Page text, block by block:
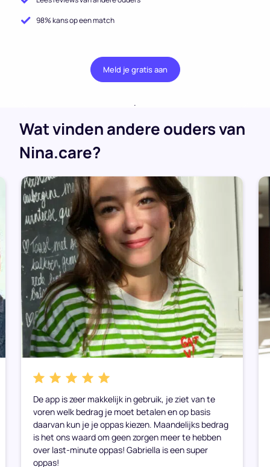
98% kans op een match
Meld je gratis aan
.
Wat vinden andere ouders van
Nina.care?
De app is zeer makkelijk in gebruik, je ziet van te
voren welk bedrag je moet betalen en op basis
daarvan kun je je oppas kiezen. Maandelijks bedrag
is het ons waard om geen zorgen meer te hebben
over last-minute oppas! Gabriella is een super
oppas!